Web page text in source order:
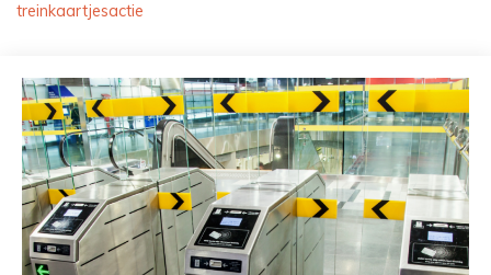
treinkaartjesactie